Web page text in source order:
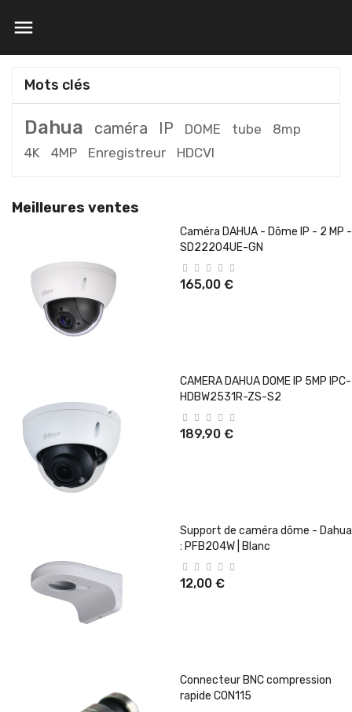

Mots clés
Dahua caméra IP DOME tube
8mp
4K
4MP Enregistreur HDCVI
Meilleures ventes
Caméra DAHUA - Dôme IP - 2 MP -
SD22204UE-GN
165,00 €
CAMERA DAHUA DOME IP 5MP IPC-
HDBW2531R-ZS-S2
189,90 €
Support de caméra dôme - Dahua
: PFB204W | Blanc
12,00 €
Connecteur BNC compression
rapide CON115